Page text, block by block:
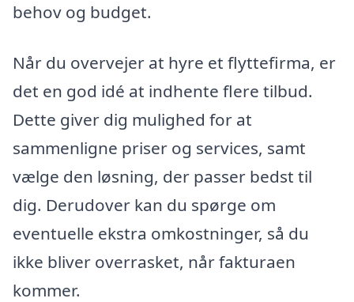
behov og budget.
Når du overvejer at hyre et flyttefirma, er
det en god idé at indhente flere tilbud.
Dette giver dig mulighed for at
sammenligne priser og services, samt
vælge den løsning, der passer bedst til
dig. Derudover kan du spørge om
eventuelle ekstra omkostninger, så du
ikke bliver overrasket, når fakturaen
kommer.